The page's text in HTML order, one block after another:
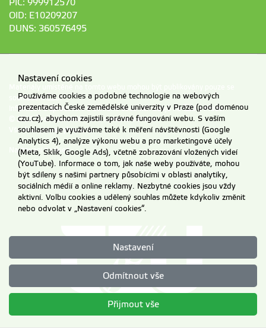
PIC: 999912570
OID: E10209207
DUNS: 360576495
souhlasem ČZU.
Informace o zpracování a ochraně osobních údajů na ČZU v Praze.
© 2026 Česká zemědělská univerzita v Praze
Všechna práva vyhrazena
Nastavení cookies
Nastavení cookies
Používáme cookies a podobné technologie na webových
prezentacích České zemědělské univerzity v Praze (pod doménou
czu.cz), abychom zajistili správné fungování webu. S vaším
souhlasem je využíváme také k měření návštěvnosti (Google
Analytics 4), analýze výkonu webu a pro marketingové účely
(Meta, Sklik, Google Ads), včetně zobrazování vložených videí
(YouTube). Informace o tom, jak naše weby používáte, mohou
být sdíleny s našimi partnery působícími v oblasti analytiky,
sociálních médií a online reklamy. Nezbytné cookies jsou vždy
aktivní. Volbu cookies a udělený souhlas můžete kdykoliv změnit
nebo odvolat v „Nastavení cookies“.
Nastavení
Odmítnout vše
Přijmout vše